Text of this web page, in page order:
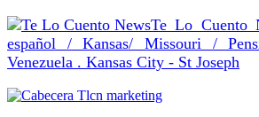
Te Lo Cuento
español / Kansas/ Missouri /
Venezuela . Kansas City - St Joseph